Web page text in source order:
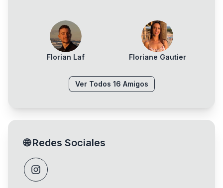
Florian Laf Floriane Gautier
Ver Todos 16 Amigos
🌐Redes Sociales